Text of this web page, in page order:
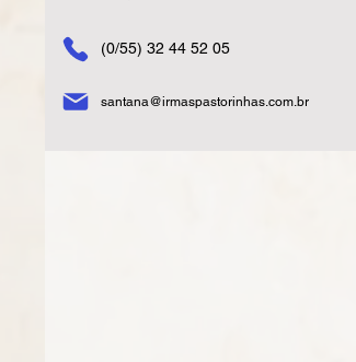
(0/55) 32 44 52 05
santana@irmaspastorinhas.com.br